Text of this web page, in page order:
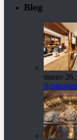
Blog
marzo 26,